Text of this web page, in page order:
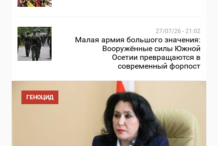
27/07/26 - 21:02
Малая армия большого значения:
Вооружённые силы Южной
Осетии превращаются в
современный форпост
ГЕНОЦИД